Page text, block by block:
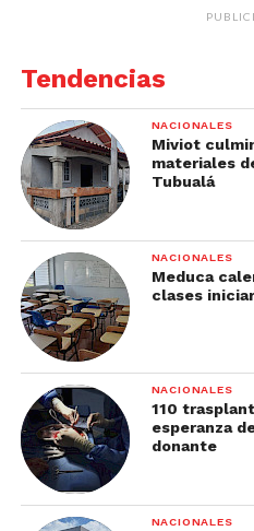
Tendencias
NACIONALES
Miviot
materiales
Tubualá
NACIONALES
Meduca
clases
NACIONALES
110
esperanza
donante
NACIONALES